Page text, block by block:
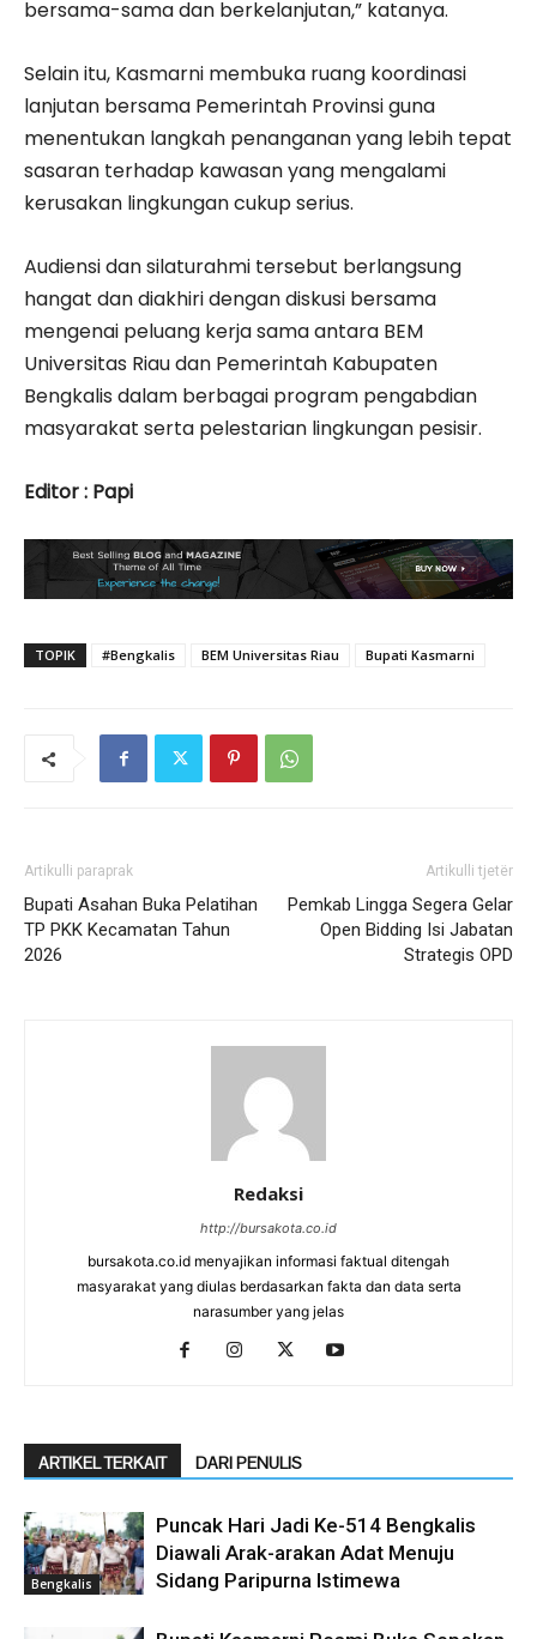
bersama-sama dan berkelanjutan,” katanya.
Selain itu, Kasmarni membuka ruang koordinasi
lanjutan bersama Pemerintah Provinsi guna
menentukan langkah penanganan yang lebih tepat
sasaran terhadap kawasan yang mengalami
kerusakan lingkungan cukup serius.
Audiensi dan silaturahmi tersebut berlangsung
hangat dan diakhiri dengan diskusi bersama
mengenai peluang kerja sama antara BEM
Universitas Riau dan Pemerintah Kabupaten
Bengkalis dalam berbagai program pengabdian
masyarakat serta pelestarian lingkungan pesisir.
Editor : Papi
TOPIK #Bengkalis BEM Universitas Riau Bupati Kasmarni
Artikulli paraprak
Bupati Asahan Buka Pelatihan
TP PKK Kecamatan Tahun
2026
Artikulli tjetër
Pemkab Lingga Segera Gelar
Open Bidding Isi Jabatan
Strategis OPD
Redaksi
http://bursakota.co.id
bursakota.co.id menyajikan informasi faktual ditengah
masyarakat yang diulas berdasarkan fakta dan data serta
narasumber yang jelas
ARTIKEL TERKAIT DARI PENULIS
Bengkalis
Puncak Hari Jadi Ke-514 Bengkalis
Diawali Arak-arakan Adat Menuju
Sidang Paripurna Istimewa